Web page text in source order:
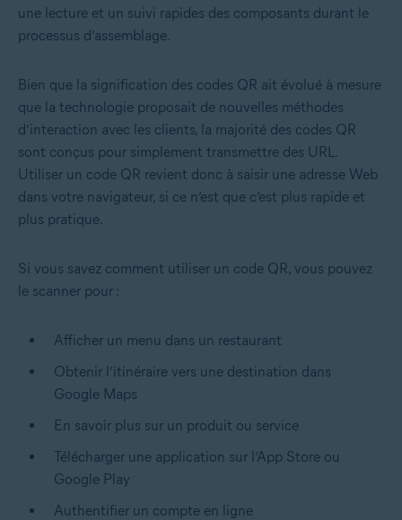
une lecture et un suivi rapides des composants durant le
processus d’assemblage.
Bien que la signification des codes QR ait évolué à mesure
que la technologie proposait de nouvelles méthodes
d’interaction avec les clients, la majorité des codes QR
sont conçus pour simplement transmettre des URL.
Utiliser un code QR revient donc à saisir une adresse Web
dans votre navigateur, si ce n’est que c’est plus rapide et
plus pratique.
Si vous savez comment utiliser un code QR, vous pouvez
le scanner pour :
Afficher un menu dans un restaurant
Obtenir l’itinéraire vers une destination dans
Google Maps
En savoir plus sur un produit ou service
Télécharger une application sur l’App Store ou
Google Play
Authentifier un compte en ligne